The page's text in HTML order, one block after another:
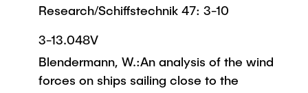
Research/Schiffstechnik 47: 3-10
3-13.048V
Blendermann, W.:An analysis of the wind
forces on ships sailing close to the